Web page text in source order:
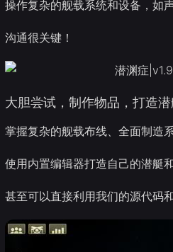
操作复杂的舰载系统和设备，如
沟通很关键！
大胆尝试，制作物品，打造
掌握复杂的舰载布线、全面制造
使用内置编辑器打造自己的潜艇
甚至可以直接利用我们的源代码和